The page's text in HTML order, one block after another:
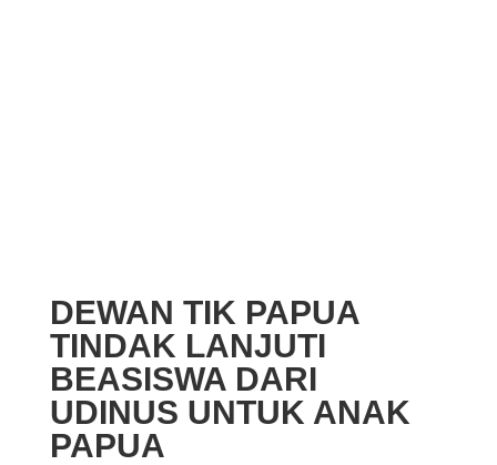
DEWAN TIK PAPUA
TINDAK LANJUTI
BEASISWA DARI
UDINUS UNTUK ANAK
PAPUA